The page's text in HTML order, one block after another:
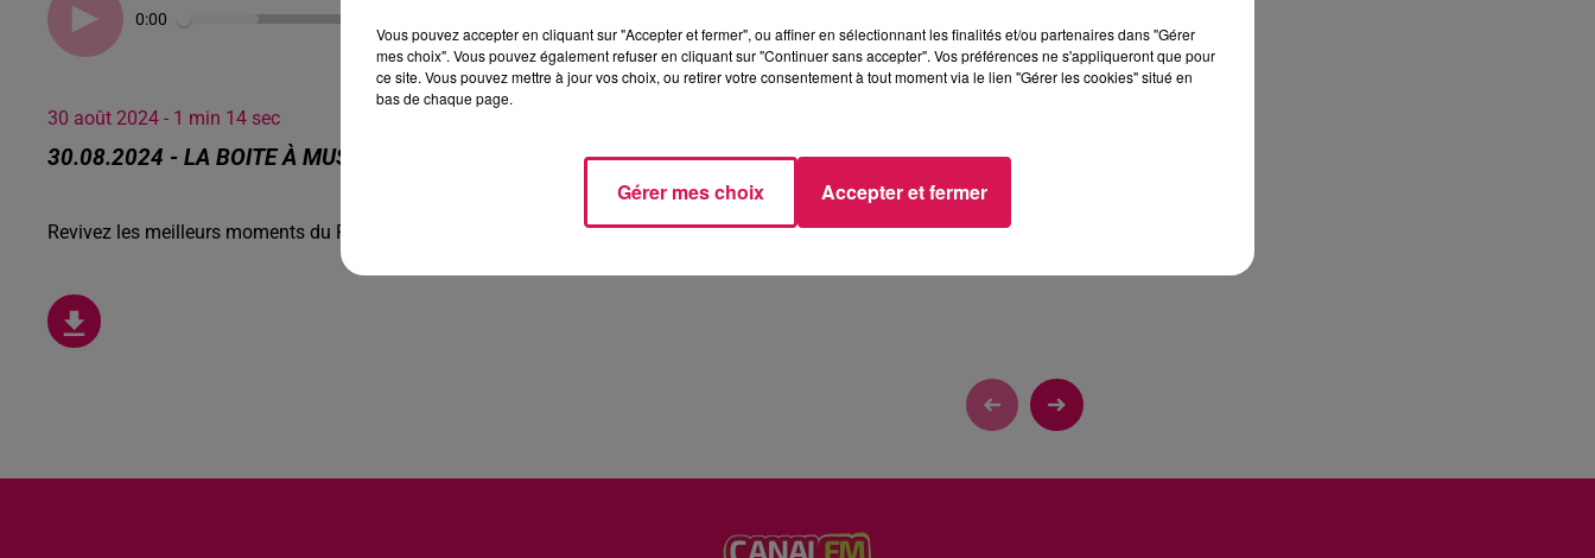
0:00
30 août 2024 - 1 min 14 sec
30.08.2024 - LA BOITE À MUSIQUE AVEC LE TUBE DU 30 AOUT 2011
Revivez les meilleurs moments du Réveil de Canal FM
Vous pouvez accepter en cliquant sur "Accepter et fermer", ou affiner en sélectionnant les finalités et/ou partenaires dans "Gérer
mes choix". Vous pouvez également refuser en cliquant sur "Continuer sans accepter". Vos préférences ne s'appliqueront que pour
ce site. Vous pouvez mettre à jour vos choix, ou retirer votre consentement à tout moment via le lien "Gérer les cookies" situé en
bas de chaque page.
Gérer mes choix Accepter et fermer